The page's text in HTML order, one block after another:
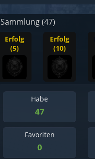
Sammlung (47)
Erfolg
(5)
Erfolg
(10)
Habe
47
Favoriten
0